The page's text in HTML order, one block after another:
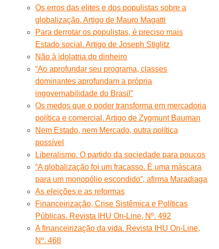
Os erros das elites e dos populistas sobre a
globalização. Artigo de Mauro Magatti
Para derrotar os populistas, é preciso mais
Estado social. Artigo de Joseph Stiglitz
Não à idolatria do dinheiro
“Ao aprofundar seu programa, classes
dominantes aprofundam a própria
ingovernabilidade do Brasil”
Os medos que o poder transforma em mercadoria
política e comercial. Artigo de Zygmunt Bauman
Nem Estado, nem Mercado, outra política
possível
Liberalismo. O partido da sociedade para poucos
“A globalização foi um fracasso. É uma máscara
para um monopólio escondido”, afirma Maradiaga
As eleições e as reformas
Financeirização, Crise Sistêmica e Políticas
Públicas. Revista IHU On-Line, Nº. 492
A financeirização da vida. Revista IHU On-Line,
Nº. 468